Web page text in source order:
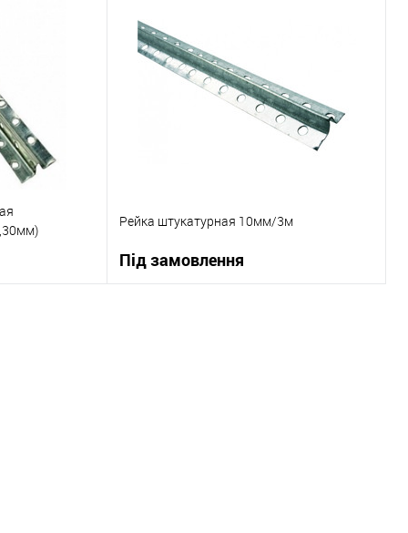
Купити в 1 клік
В вибране
Рейка штукатурная 10мм/3м
Під замовлення